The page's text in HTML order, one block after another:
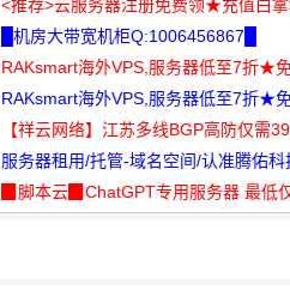
<推荐>云服务器注册免费领★充值白
█机房大带宽机柜Q:1006456867█
RAKsmart海外VPS,服务器低至7折★
用★
RAKsmart海外VPS,服务器低至7折★
用★
【祥云网络】江苏多线BGP高防仅需
服务器租用/托管-域名空间/认准腾佑科
▉脚本云▉ChatGPT专用服务器 最低